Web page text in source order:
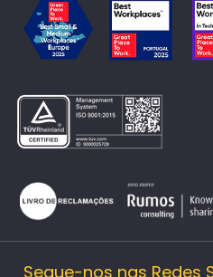
Segue-nos nas Redes